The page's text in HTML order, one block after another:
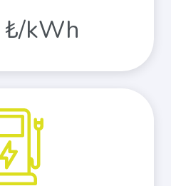
₺/kWh